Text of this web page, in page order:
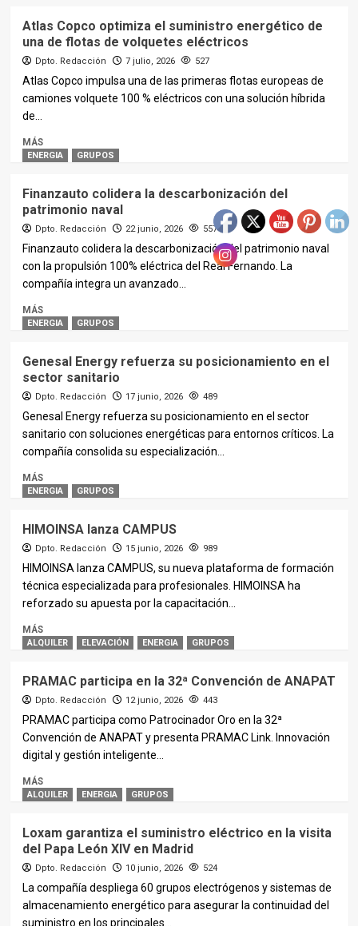
Atlas Copco optimiza el suministro energético de
una de flotas de volquetes eléctricos
Dpto. Redacción 7 julio, 2026 527
Atlas Copco impulsa una de las primeras flotas europeas de
camiones volquete 100 % eléctricos con una solución híbrida
de...
MÁS
ENERGIA GRUPOS
Finanzauto colidera la descarbonización del
patrimonio naval
Dpto. Redacción 22 junio, 2026 557
Finanzauto colidera la descarbonización del patrimonio naval
con la propulsión 100% eléctrica del Real Fernando. La
compañía integra un avanzado...
MÁS
ENERGIA GRUPOS
Genesal Energy refuerza su posicionamiento en el
sector sanitario
Dpto. Redacción 17 junio, 2026 489
Genesal Energy refuerza su posicionamiento en el sector
sanitario con soluciones energéticas para entornos críticos. La
compañía consolida su especialización...
MÁS
ENERGIA GRUPOS
HIMOINSA lanza CAMPUS
Dpto. Redacción 15 junio, 2026 989
HIMOINSA lanza CAMPUS, su nueva plataforma de formación
técnica especializada para profesionales. HIMOINSA ha
reforzado su apuesta por la capacitación...
MÁS
ALQUILER ELEVACIÓN ENERGIA GRUPOS
PRAMAC participa en la 32ª Convención de ANAPAT
Dpto. Redacción 12 junio, 2026 443
PRAMAC participa como Patrocinador Oro en la 32ª
Convención de ANAPAT y presenta PRAMAC Link. Innovación
digital y gestión inteligente...
MÁS
ALQUILER ENERGIA GRUPOS
Loxam garantiza el suministro eléctrico en la visita
del Papa León XIV en Madrid
Dpto. Redacción 10 junio, 2026 524
La compañía despliega 60 grupos electrógenos y sistemas de
almacenamiento energético para asegurar la continuidad del
suministro en los principales...